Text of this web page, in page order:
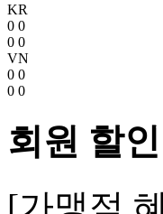
KR
0 0
0 0
VN
0 0
0 0
회원 할